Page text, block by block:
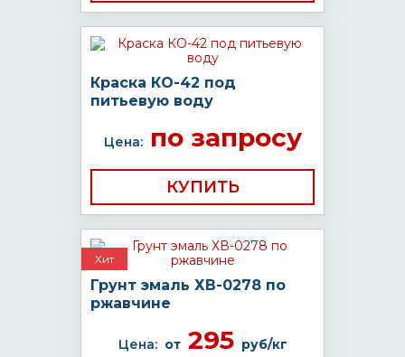
Краска КО-42 под
питьевую воду
Цена:по запросу
КУПИТЬ
Хит
Грунт эмаль ХВ-0278 по
ржавчине
Цена: от295 руб/кг